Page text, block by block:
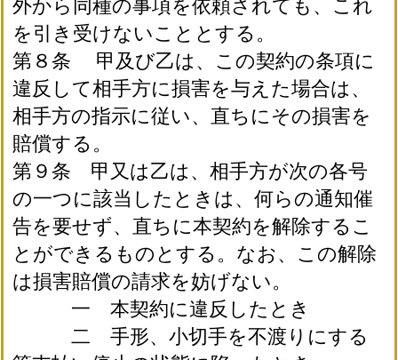
外から同種の事項を依頼されても、これ
を引き受けないこととする。
第８条 甲及び乙は、この契約の条項に
違反して相手方に損害を与えた場合は、
相手方の指示に従い、直ちにその損害を
賠償する。
第９条 甲又は乙は、相手方が次の各号
の一つに該当したときは、何らの通知催
告を要せず、直ちに本契約を解除するこ
とができるものとする。なお、この解除
は損害賠償の請求を妨げない。
一 本契約に違反したとき
二 手形、小切手を不渡りにする